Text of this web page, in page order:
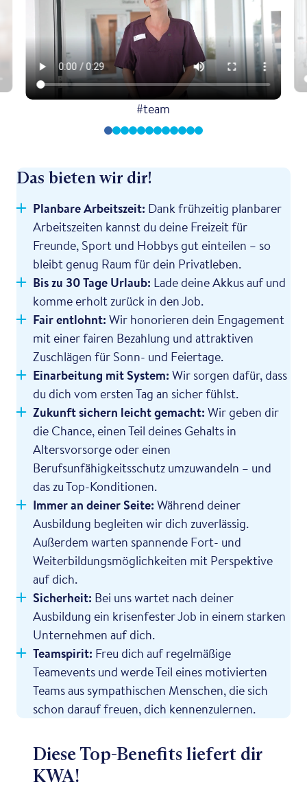
#team
Das bieten wir dir!
Planbare Arbeitszeit: Dank frühzeitig planbarer
Arbeitszeiten kannst du deine Freizeit für
Freunde, Sport und Hobbys gut einteilen – so
bleibt genug Raum für dein Privatleben.
Bis zu 30 Tage Urlaub: Lade deine Akkus auf und
komme erholt zurück in den Job.
Fair entlohnt:Wir honorieren dein Engagement
mit einer fairen Bezahlung und attraktiven
Zuschlägen für Sonn- und Feiertage.
Einarbeitung mit System:Wir sorgen dafür, dass
du dich vom ersten Tag an sicher fühlst.
Zukunft sichern leicht gemacht:Wir geben dir
die Chance, einen Teil deines Gehalts in
Altersvorsorge oder einen
Berufsunfähigkeitsschutz umzuwandeln – und
das zu Top-Konditionen.
Immer an deiner Seite:Während deiner
Ausbildung begleiten wir dich zuverlässig.
Außerdem warten spannende Fort- und
Weiterbildungsmöglichkeiten mit Perspektive
auf dich.
Sicherheit: Bei uns wartet nach deiner
Ausbildung ein krisenfester Job in einem starken
Unternehmen auf dich.
Teamspirit: Freu dich auf regelmäßige
Teamevents und werde Teil eines motivierten
Teams aus sympathischen Menschen, die sich
schon darauf freuen, dich kennenzulernen.
Diese Top-Benefits liefert dir
KWA!